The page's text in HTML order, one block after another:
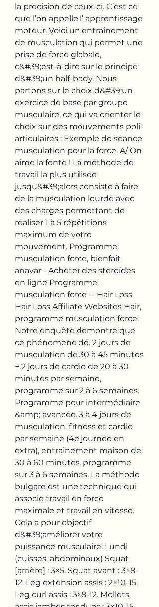
la précision de ceux-ci. C’est ce
que l’on appelle l’ apprentissage
moteur. Voici un entraînement
de musculation qui permet une
prise de force globale,
c&#39;est-à-dire sur le principe
d&#39;un half-body. Nous
partons sur le choix d&#39;un
exercice de base par groupe
musculaire, ce qui va orienter le
choix sur des mouvements poli-
articulaires : Exemple de séance
musculation pour la force. A/ On
aime la fonte ! La méthode de
travail la plus utilisée
jusqu&#39;alors consiste à faire
de la musculation lourde avec
des charges permettant de
réaliser 1 à 5 répétitions
maximum de votre
mouvement. Programme
musculation force, bienfait
anavar - Acheter des stéroïdes
en ligne Programme
musculation force -- Hair Loss
Hair Loss Affiliate Websites Hair,
programme musculation force.
Notre enquête démontre que
ce phénomène dé. 2 jours de
musculation de 30 à 45 minutes
+ 2 jours de cardio de 20 à 30
minutes par semaine,
programme sur 2 à 6 semaines.
Programme pour intermédiaire
&amp; avancée. 3 à 4 jours de
musculation, fitness et cardio
par semaine (4e journée en
extra), entraînement maison de
30 à 60 minutes, programme
sur 3 à 6 semaines. La méthode
bulgare est une technique qui
associe travail en force
maximale et travail en vitesse.
Cela a pour objectif
d&#39;améliorer votre
puissance musculaire. Lundi
(cuisses, abdominaux) Squat
[arrière] : 3×5. Squat avant : 3×8-
12. Leg extension assis : 2×10-15.
Leg curl assis : 3×8-12. Mollets